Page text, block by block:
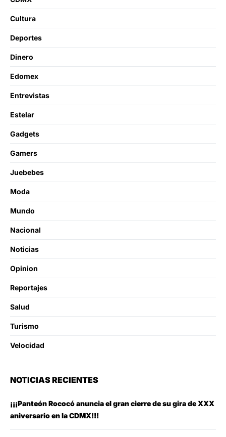
Cultura
Deportes
Dinero
Edomex
Entrevistas
Estelar
Gadgets
Gamers
Juebebes
Moda
Mundo
Nacional
Noticias
Opinion
Reportajes
Salud
Turismo
Velocidad
NOTICIAS RECIENTES
¡¡¡Panteón Rococó anuncia el gran cierre de su gira de XXX
aniversario en la CDMX!!!